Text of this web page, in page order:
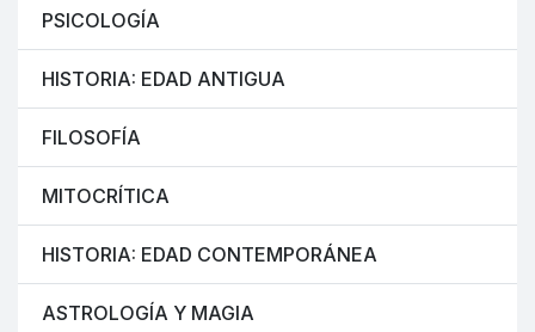
PSICOLOGÍA
HISTORIA: EDAD ANTIGUA
FILOSOFÍA
MITOCRÍTICA
HISTORIA: EDAD CONTEMPORÁNEA
ASTROLOGÍA Y MAGIA